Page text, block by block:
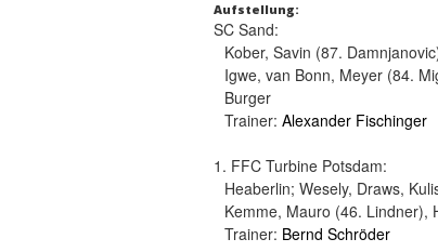
Aufstellung:
SC Sand:
Kober, Savin (87.
Igwe, van Bonn, Meyer (84.
Burger
Trainer: Alexander Fischinger
1. FFC Turbine Potsdam:
Heaberlin; Wesely, Draws,
Kemme, Mauro (46. Lindner),
Trainer: Bernd Schröder